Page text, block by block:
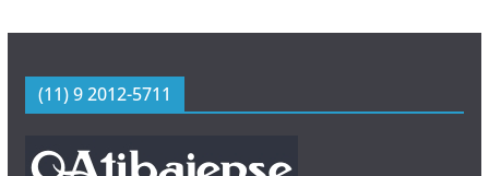
(11) 9 2012-5711